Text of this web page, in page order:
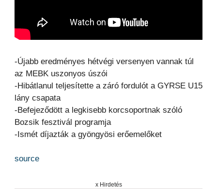
-Újabb eredményes hétvégi versenyen vannak túl
az MEBK uszonyos úszói
-Hibátlanul teljesítette a záró fordulót a GYRSE U15
lány csapata
-Befejeződött a legkisebb korcsoportnak szóló
Bozsik fesztivál programja
-Ismét díjazták a gyöngyösi erőemelőket
source
x Hirdetés